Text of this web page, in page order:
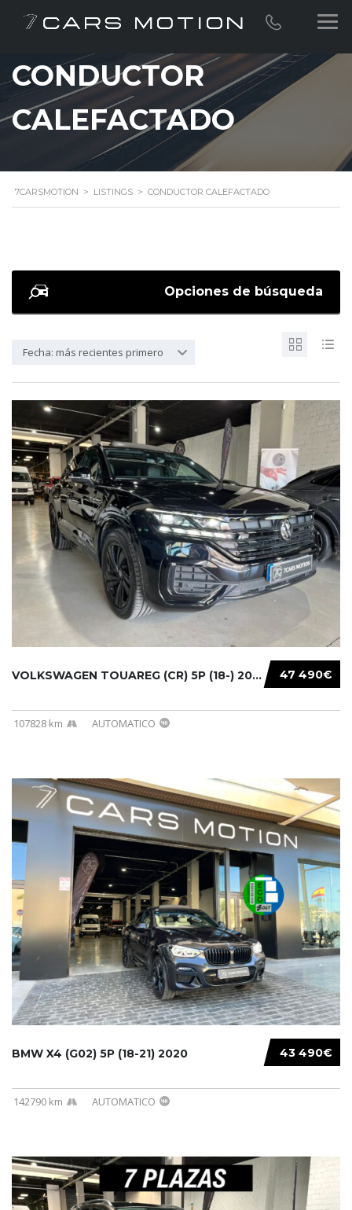
CONDUCTOR
CALEFACTADO
7CARSMOTION > LISTINGS > CONDUCTOR CALEFACTADO
Opciones de búsqueda
Fecha: más recientes primero
47 490€
VOLKSWAGEN TOUAREG (CR) 5P (18-) 2021...
107828 km AUTOMATICO
43 490€
BMW X4 (G02) 5P (18-21) 2020
142790 km AUTOMATICO